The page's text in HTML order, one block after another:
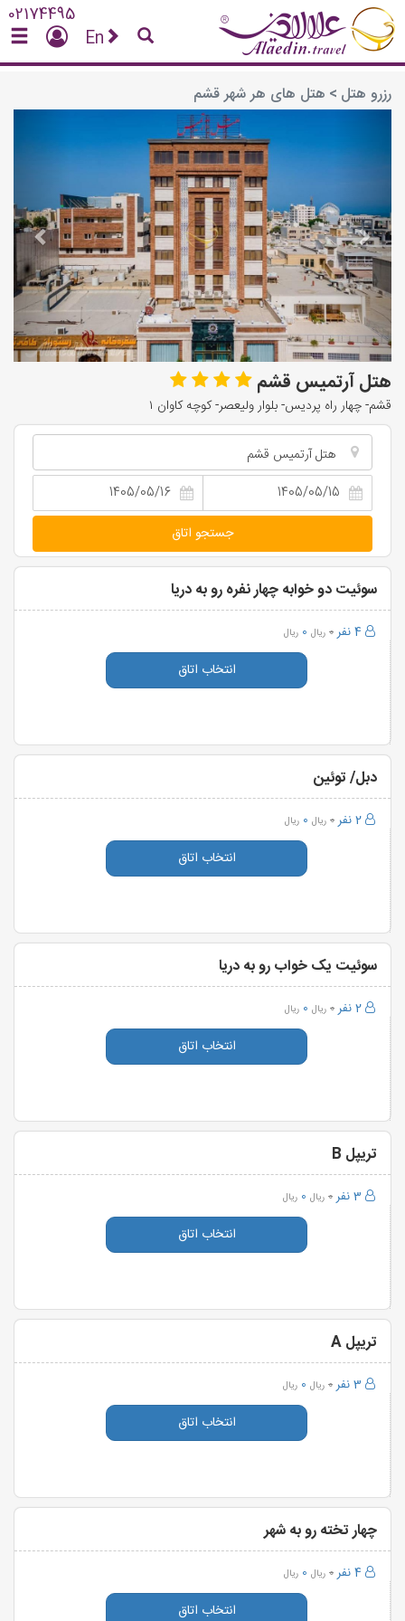
02174495
En
رزرو هتل > هتل های هر شهر قشم
هتل آرتمیس قشم
قشم- چهار راه پردیس- بلوار ولیعصر- کوچه کاوان ۱
هتل آرتمیس قشم
جستجو اتاق
سوئیت دو خوابه چهار نفره رو به دریا
4 نفر 0 ریال 0 ریال
انتخاب اتاق
دبل/ توئین
2 نفر 0 ریال 0 ریال
انتخاب اتاق
سوئیت یک خواب رو به دریا
2 نفر 0 ریال 0 ریال
انتخاب اتاق
تریپل B
3 نفر 0 ریال 0 ریال
انتخاب اتاق
تریپل A
3 نفر 0 ریال 0 ریال
انتخاب اتاق
چهار تخته رو به شهر
4 نفر 0 ریال 0 ریال
انتخاب اتاق
× پیام
این هتل رستوران ندارد
مشاهده شد